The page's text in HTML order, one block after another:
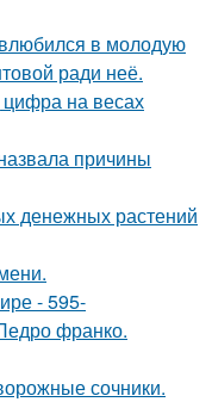
в молодую
ради неё.
цифра на весах
причины
денежных растений
- 595-
франко.
сочники.